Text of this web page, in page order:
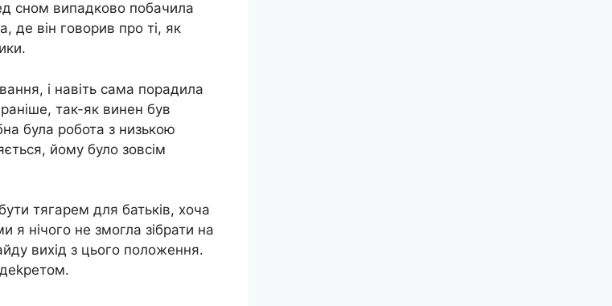
сном випадково побачила
де він говорив про ті, як
і навіть сама порадила
так-як винен був
була робота з низькою
йому було зовсім
тягарем для батьків, хоча
нічого не змогла зібрати на
вихід з цього положення.